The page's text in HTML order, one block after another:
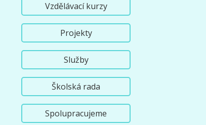
Vzdělávací kurzy
Projekty
Služby
Školská rada
Spolupracujeme